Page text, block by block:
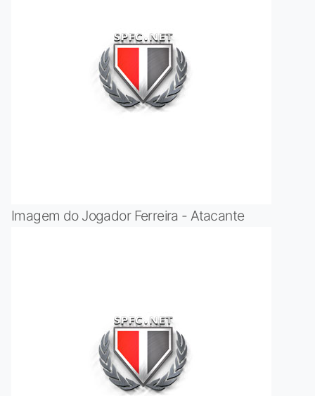
Imagem do Jogador Ferreira - Atacante